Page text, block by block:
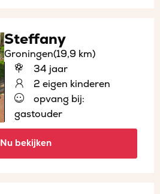
Steffany
Groningen(19,9 km)
34 jaar
2 eigen kinderen
opvang bij:
gastouder
Nu bekijken